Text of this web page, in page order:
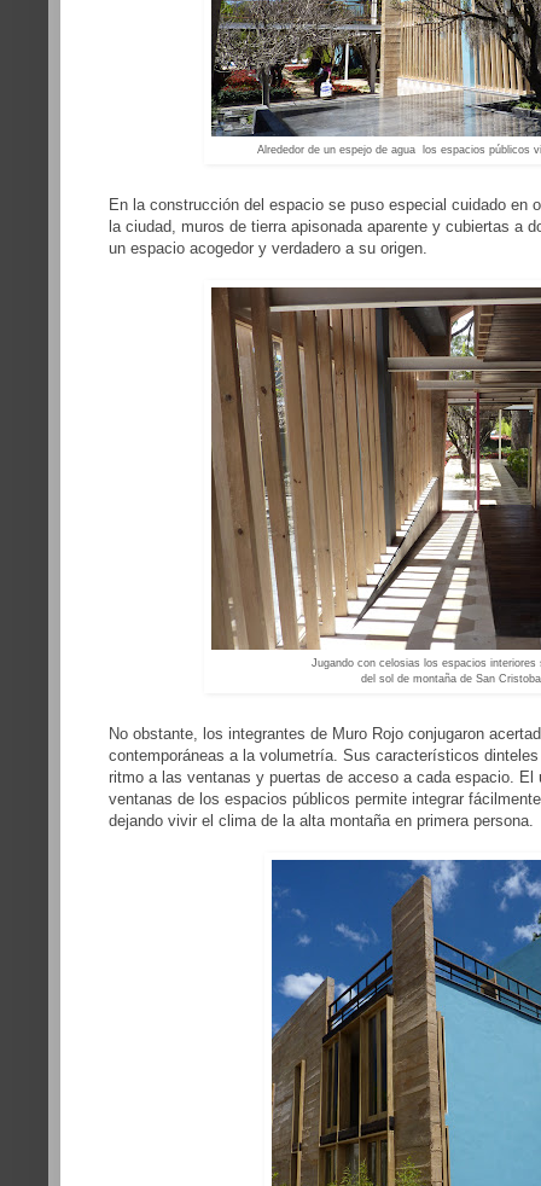
Alrededor de un espejo de agua los espacios públicos
En la construcción del espacio se puso especial cuidado en
la ciudad, muros de tierra apisonada aparente y cubiertas a
un espacio acogedor y verdadero a su origen.
Jugando con celosias los espacios interiores
del sol de montaña de San
No obstante, los integrantes de Muro Rojo conjugaron
contemporáneas a la volumetría. Sus característicos
ritmo a las ventanas y puertas de acceso a cada espacio. El
ventanas de los espacios públicos permite integrar
dejando vivir el clima de la alta montaña en primera persona.